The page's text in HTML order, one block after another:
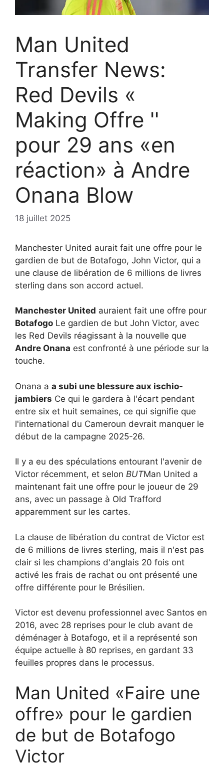
Man United
Transfer News:
Red Devils «
Making Offre ''
pour 29 ans «en
réaction» à Andre
Onana Blow
18 juillet 2025
Manchester United aurait fait une offre pour le
gardien de but de Botafogo, John Victor, qui a
une clause de libération de 6 millions de livres
sterling dans son accord actuel.
Manchester United auraient fait une offre pour
Botafogo Le gardien de but John Victor, avec
les Red Devils réagissant à la nouvelle que
Andre Onana est confronté à une période sur la
touche.
Onana a a subi une blessure aux ischio-
jambiers Ce qui le gardera à l'écart pendant
entre six et huit semaines, ce qui signifie que
l'international du Cameroun devrait manquer le
début de la campagne 2025-26.
Il y a eu des spéculations entourant l'avenir de
Victor récemment, et selon BUTMan United a
maintenant fait une offre pour le joueur de 29
ans, avec un passage à Old Trafford
apparemment sur les cartes.
La clause de libération du contrat de Victor est
de 6 millions de livres sterling, mais il n'est pas
clair si les champions d'anglais 20 fois ont
activé les frais de rachat ou ont présenté une
offre différente pour le Brésilien.
Victor est devenu professionnel avec Santos en
2016, avec 28 reprises pour le club avant de
déménager à Botafogo, et il a représenté son
équipe actuelle à 80 reprises, en gardant 33
feuilles propres dans le processus.
Man United «Faire une
offre» pour le gardien
de but de Botafogo
Victor